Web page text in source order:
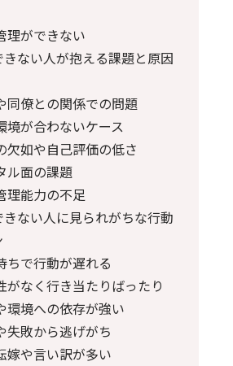
理ができない
ない人が抱える課題と原因
同僚との関係での問題
境が合わないケース
欠如や自己評価の低さ
ル面の課題
理能力の不足
ない人に見られがちな行動
ちで行動が遅れる
がなく行き当たりばったり
環境への依存が強い
失敗から逃げがち
嫁や言い訳が多い